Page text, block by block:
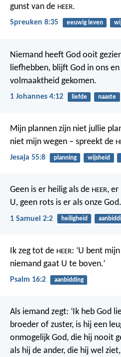
gunst van de HEER.
Spreuken 8:35 eeuwig leven
Niemand heeft God ooit
liefhebben, blijft God in ons
volmaaktheid gekomen.
1 Johannes 4:12 liefde naaste
Mijn plannen zijn niet jullie
niet mijn wegen – spreekt de
Jesaja 55:8 planning wijsheid
Geen is er heilig als de HEER, er
U, geen rots is er als onze God.
1 Samuel 2:2 heiligheid
Ik zeg tot de HEER: ‘U bent
niemand gaat U te boven.’
Psalm 16:2 aanbidding
Als iemand zegt: ‘Ik heb God
broeder of zuster, is hij een
onmogelijk God, die hij nooit
als hij de ander, die hij wel